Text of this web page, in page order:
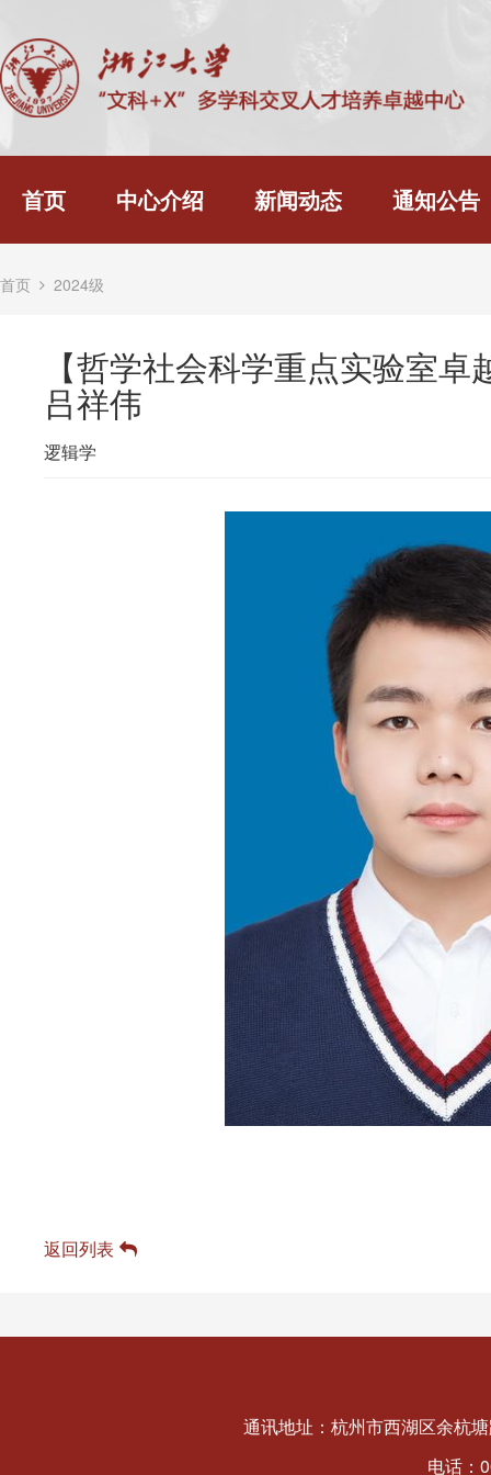
首页 中心介绍 新闻动态 通知公告
首页 2024级
【哲学社会科学重点实验室
吕祥伟
逻辑学
返回列表
通讯地址：杭州市西湖区余杭
电话：